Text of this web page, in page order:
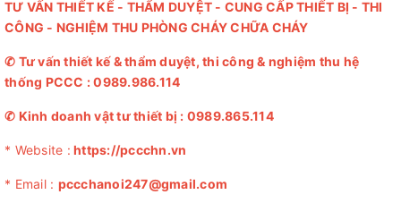
TƯ VẤN THIẾT KẾ - THẨM DUYỆT - CUNG CẤP THIẾT BỊ - THI
CÔNG - NGHIỆM THU PHÒNG CHÁY CHỮA CHÁY
✆ Tư vấn thiết kế & thẩm duyệt, thi công & nghiệm thu hệ
thống PCCC :0989.986.114
✆ Kinh doanh vật tư thiết bị : 0989.865.114
* Website : https://pccchn.vn
* Email : pccchanoi247@gmail.com